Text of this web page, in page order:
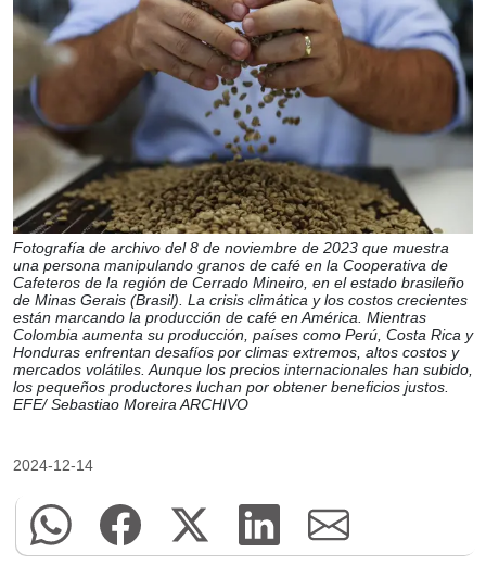
Fotografía de archivo del 8 de noviembre de 2023 que muestra
una persona manipulando granos de café en la Cooperativa de
Cafeteros de la región de Cerrado Mineiro, en el estado brasileño
de Minas Gerais (Brasil). La crisis climática y los costos crecientes
están marcando la producción de café en América. Mientras
Colombia aumenta su producción, países como Perú, Costa Rica y
Honduras enfrentan desafíos por climas extremos, altos costos y
mercados volátiles. Aunque los precios internacionales han subido,
los pequeños productores luchan por obtener beneficios justos.
EFE/ Sebastiao Moreira ARCHIVO
2024-12-14